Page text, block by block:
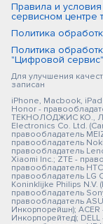
Правила и
сервисном центре
Политика
Политика
"Цифровой сервис"
Для улучшения
записан
iPhone, Macbook,
Honor -
ТЕКНОЛОДЖИС КО.,
Electronics Co. Ltd.
правообладатель
правообладатель
правообладатель
Xiaomi Inc.; ZTE -
правообладатель
правообладатель LG
Koninklijke Philips
правообладатель
правообладатель
Инкорпорейшн);
Инкорпорейтед);